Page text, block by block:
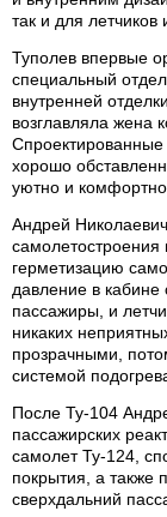
так и для
Туполев впервые
специальный
внутренней
возглавляла жена
хорошо
уютно и комфортно
Андрей
герметизацию
давление в кабине
пассажиры, и
никаких
прозрачными,
системой
После Ту-104
пассажирских
самолет Ту-124,
покрытия, а также
сверхдальний